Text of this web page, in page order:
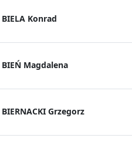
BIELA Konrad
BIEŃ Magdalena
BIERNACKI Grzegorz